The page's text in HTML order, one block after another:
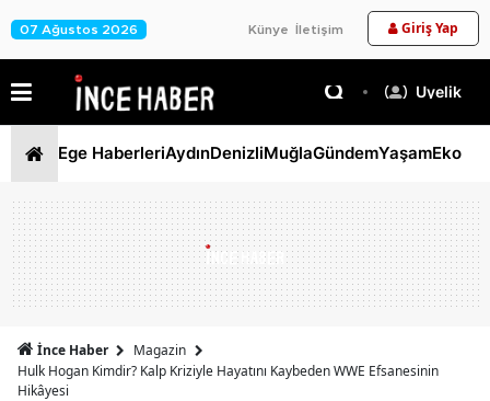
07 Ağustos 2026 Künye İletişim Giriş Yap
Üyelik
Ege HaberleriAydınDenizliMuğlaGündemYaşam
İnce Haber
Magazin
Hulk Hogan Kimdir? Kalp Kriziyle Hayatını Kaybeden WWE Efsanesinin
Hikâyesi